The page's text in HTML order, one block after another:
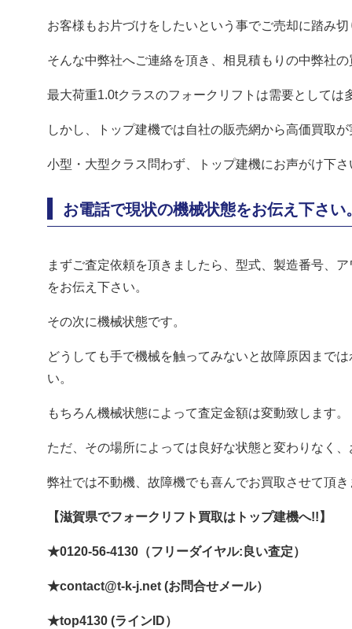
お客様もお片づけをしたいという事でご売却に踏み
そんな中弊社へご連絡を頂き、相見積もりの中弊社
最大荷重1.0tクラスのフォークリフトは需要としては
しかし、トップ建機では自社の販売網から高価買取
小型・大型クラス問わず、トップ建機にお声がけ下さ
お電話で現状の機械状態をお伝え下さい
まずご査定依頼を頂きましたら、型式、製造番号、
をお伝え下さい。
その次に機械状態です。
どうしても手で機械を触ってみないと故障原因まで
い。
もちろん機械状態によって査定金額は変動致します。
ただ、その場所によっては良好な状態と変わりなく
弊社では不動機、故障機でも喜んでお買取させて頂
【滋賀県でフォークリフト買取はトップ建機へ!!】
★0120-56-4130（フリーダイヤル:良い査定）
★contact@t-k-j.net (お問合せメール）
★top4130 (ラインID）